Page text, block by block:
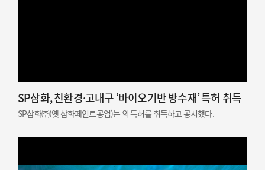
SP삼화, 친환경·고내구 ‘바이오기반 방수재’ 특허 취득
SP삼화㈜(옛 삼화페인트공업)는 의 특허를 취득하고 공시했다.